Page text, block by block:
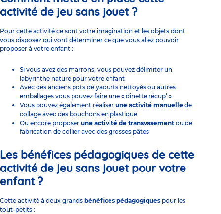
activité de jeu sans jouet?
Pour cette activité ce sont votre imagination et les objets dont
vous disposez qui vont déterminer ce que vous allez pouvoir
proposer à votre enfant :
Si vous avez des marrons, vous pouvez délimiter un
labyrinthe nature pour votre enfant
Avec des anciens pots de yaourts nettoyés ou autres
emballages vous pouvez faire une « dinette récup’ »
Vous pouvez également réaliser une activité manuelle de
collage avec des bouchons en plastique
Ou encore proposer une activité de transvasement ou de
fabrication de collier avec des grosses pâtes
Les bénéfices pédagogiques de cette
activité de jeu sans jouet pour votre
enfant ?
Cette activité à deux grands bénéfices pédagogiques pour les
tout-petits :